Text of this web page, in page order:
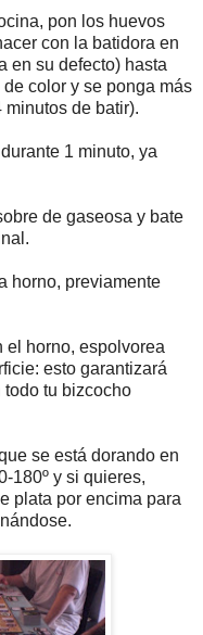
pon los huevos
con la batidora en
en su defecto) hasta
color y se ponga más
de batir).
1 minuto, ya
de gaseosa y bate
horno, previamente
el horno, espolvorea
esto garantizará
todo tu bizcocho
se está dorando en
180º y si quieres,
plata por encima para